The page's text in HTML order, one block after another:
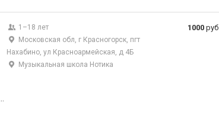
1–18 лет
Московская обл, г Красногорск, пгт
Нахабино, ул Красноармейская, д 4Б
Музыкальная школа Нотика
1000